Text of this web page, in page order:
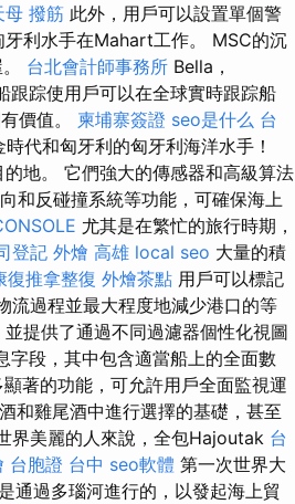
母 撥筋 此外，用戶可以設置單個警
利水手在Mahart工作。 MSC的沉
台北會計師事務所 Bella，
跟踪使用戶可以在全球實時跟踪船
價值。 柬埔寨簽證 seo是什么 台
代和匈牙利的匈牙利海洋水手！
地。 它們強大的傳感器和高級算法
和反碰撞系統等功能，可確保海上
尤其是在繁忙的旅行時期，
登記 外燴 高雄 local seo 大量的積
復推拿整復 外燴茶點 用戶可以標記
流過程並最大程度地減少港口的等
提供了通過不同過濾器個性化視圖
字段，其中包含適當船上的全面數
著的功能，可允許用戶全面監視運
和雞尾酒中進行選擇的基礎，甚至
界美麗的人來說，全包Hajoutak 台
台胞證 台中 seo軟體 第一次世界大
通過多瑙河進行的，以發起海上貿